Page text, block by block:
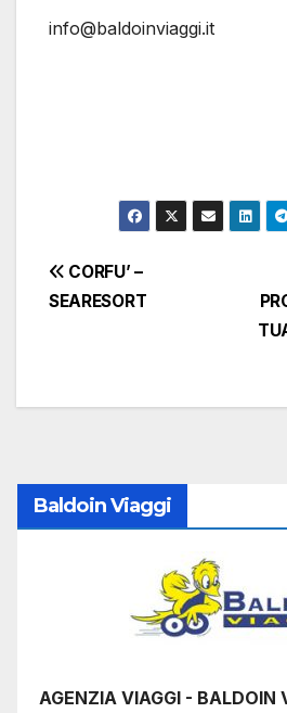
info@baldoinviaggi.it
Navigazione
CORFU’ –
SEARESORT
Baldoin Viaggi
AGENZIA VIAGGI - BALDOIN